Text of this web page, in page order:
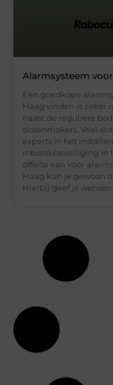
Alarmsysteem
Een goedkope
Haag vinden is zeker
naast de reguliere
slotenmakers. Veel
experts in het
inbraakbeveiliging in
offerte aan Voor
Haag kun je gewoon
Hierbij geef je